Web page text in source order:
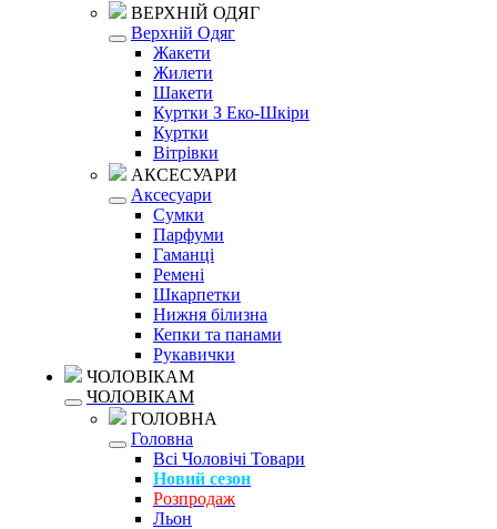
ВЕРХНІЙ ОДЯГ
Верхній Одяг
Жакети
Жилети
Шакети
Куртки З Еко-Шкіри
Куртки
Вітрівки
АКСЕСУАРИ
Аксесуари
Сумки
Парфуми
Гаманці
Ремені
Шкарпетки
Нижня білизна
Кепки та панами
Рукавички
ЧОЛОВІКАМ
ЧОЛОВІКАМ
ГОЛОВНА
Головна
Всі Чоловічі Товари
Новий сезон
Розпродаж
Льон